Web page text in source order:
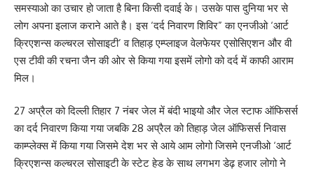
समस्याओ का उचार हो जाता है बिना किसी दवाई के। उसके पास दुनिया भर से
लोग अपना इलाज कराने आते है। इस ‘दर्द निवारण शिविर” का एनजीओ ‘आर्ट
क्रिएशन्स कल्चरल सोसाइटी’ व तिहाड़ एम्प्लाइज वेलफेयर एसोसिएशन और वी
एस टीवी की रचना जैन की ओर से किया गया इसमें लोगो को दर्द में काफी आराम
मिल।
27 अप्रैल को दिल्ली तिहार 7 नंबर जेल में बंदी भाइयो और जेल स्टाफ ऑफिसर्स
का दर्द निवारण किया गया जबकि 28 अप्रैल को तिहाड़ जेल ऑफिसर्स निवास
काम्प्लेक्स में किया गया जिसमे देश भर से आये आम लोगो जिसमे एनजीओ ‘आर्ट
क्रिएशन्स कल्चरल सोसाइटी के स्टेट हेड के साथ लगभग डेढ़ हजार लोगो ने